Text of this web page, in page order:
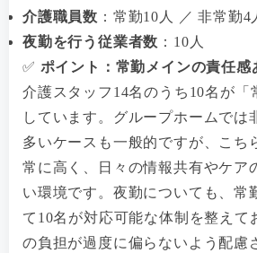
介護職員数 ：常勤10人 ／ 非常勤4
夜勤を行う従業者数 ：10人
✅ ポイント：常勤メインの責任感
介護スタッフ14名のうち10名が「
しています。グループホームでは
多いケースも一般的ですが、こち
常に高く、日々の情報共有やケア
い環境です。夜勤についても、常
て10名が対応可能な体制を整えて
の負担が過度に偏らないよう配慮